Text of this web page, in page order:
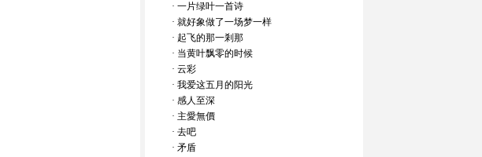
· 一片绿叶一首诗
· 就好象做了一场梦一样
· 起飞的那一剎那
· 当黄叶飘零的时候
· 云彩
· 我爱这五月的阳光
· 感人至深
· 主愛無價
· 去吧
· 矛盾